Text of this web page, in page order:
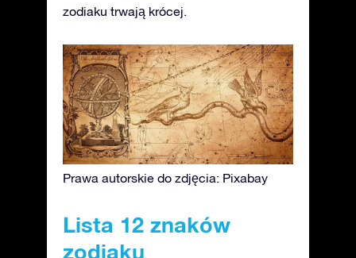
zodiaku trwają krócej.
Prawa autorskie do zdjęcia: Pixabay
Lista 12 znaków
zodiaku